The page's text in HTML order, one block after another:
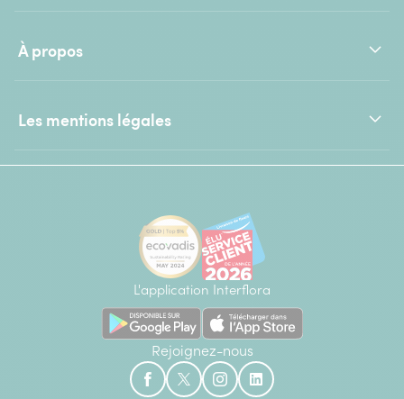
À propos
Les mentions légales
L'application Interflora
Rejoignez-nous